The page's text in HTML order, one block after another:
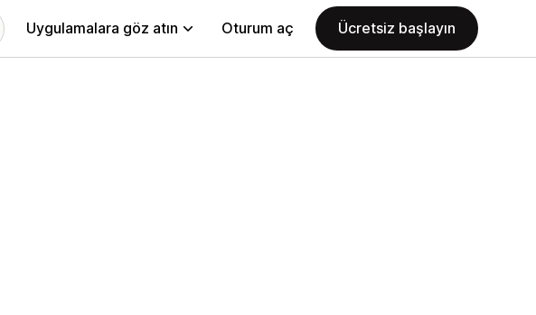
Uygulamalara göz atın Oturum aç Ücretsiz başlayın